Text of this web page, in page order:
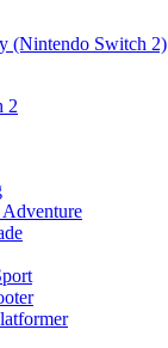
(Nintendo Switch 2)
2